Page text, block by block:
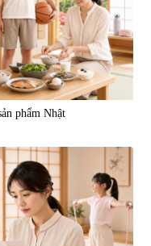
phẩm Nhật